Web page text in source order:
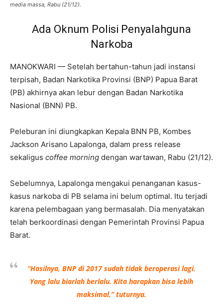
media massa, Rabu (21/12).
Ada Oknum Polisi Penyalahguna
Narkoba
MANOKWARI — Setelah bertahun-tahun jadi instansi
terpisah, Badan Narkotika Provinsi (BNP) Papua Barat
(PB) akhirnya akan lebur dengan Badan Narkotika
Nasional (BNN) PB.
Peleburan ini diungkapkan Kepala BNN PB, Kombes
Jackson Arisano Lapalonga, dalam press release
sekaligus coffee morning dengan wartawan, Rabu (21/12).
Sebelumnya, Lapalonga mengakui penanganan kasus-
kasus narkoba di PB selama ini belum optimal. Itu terjadi
karena pelembagaan yang bermasalah. Dia menyatakan
telah berkoordinasi dengan Pemerintah Provinsi Papua
Barat.
“Hasilnya, BNP di 2017 sudah tidak beroperasi lagi.
Yang lalu biarlah berlalu. Kita harapkan bisa lebih
maksimal,” tuturnya.